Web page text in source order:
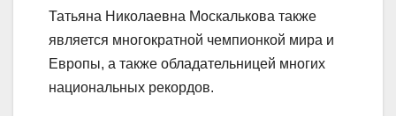
Татьяна Николаевна Москалькова также
является многократной чемпионкой мира и
Европы, а также обладательницей многих
национальных рекордов.